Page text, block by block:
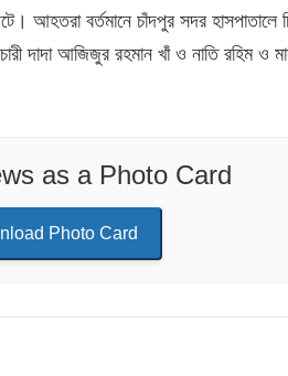
আহতরা বর্তমানে চাঁদপুর সদর হাসপাতালে
দাদা আজিজুর রহমান খাঁ ও নাতি রহিম ও
as a Photo Card
Photo Card